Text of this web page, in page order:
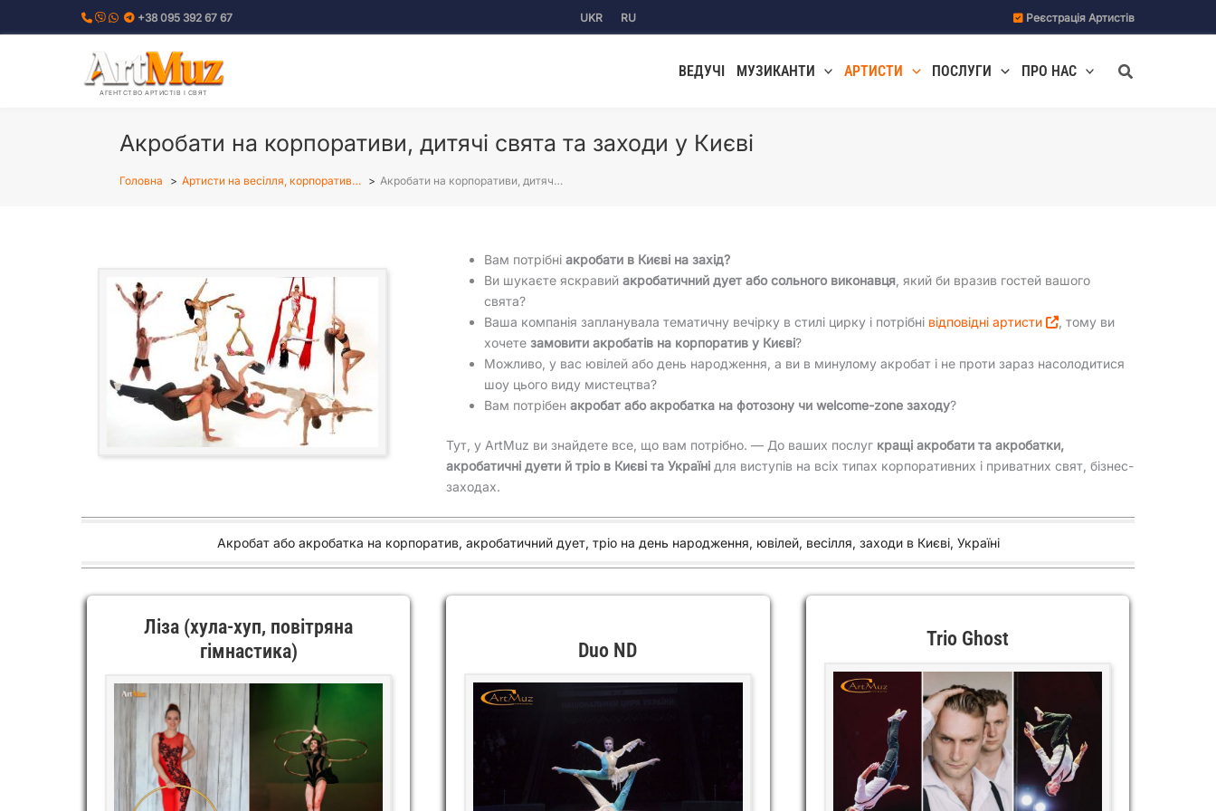
до
+38 095 392 67 67 UKR RU Реєстрація Артистів
АГЕНТСТВО АРТИСТІВ І СВЯТ
ВЕДУЧІ МУЗИКАНТИ АРТИСТИ ПОСЛУГИ ПРО НАС Пошук
Акробати на корпоративи, дитячі свята та заходи у Києві
Головна Артисти на весілля, корпоратив… Акробати на корпоративи, дитяч…
Вам потрібніакробати в Києві на захід?
Ви шукаєте яскравийакробатичний дует або сольного виконавця , який би вразив гостей вашого
свята?
Ваша компанія запланувала тематичну вечірку в стилі цирку і потрібні відповідні артисти
, тому ви
хочете замовити акробатів на корпоратив у Києві?
Можливо, у вас ювілей або день народження, а ви в минулому акробат і не проти зараз насолодитися
шоу цього виду мистецтва?
Вам потрібенакробат або акробатка на фотозону чи welcome-zone заходу?
Тут, у ArtMuz ви знайдете все, що вам потрібно. — До ваших послуг кращі акробати та акробатки,
акробатичні дуети й тріо в Києві та Україні для виступів на всіх типах корпоративних і приватних свят, бізнес-
заходах.
Акробат або акробатка на корпоратив, акробатичний дует, тріо на день народження, ювілей, весілля, заходи в Києві, Україні
Ліза (хула-хуп, повітряна
гімнастика)
Duo ND Trio Ghost